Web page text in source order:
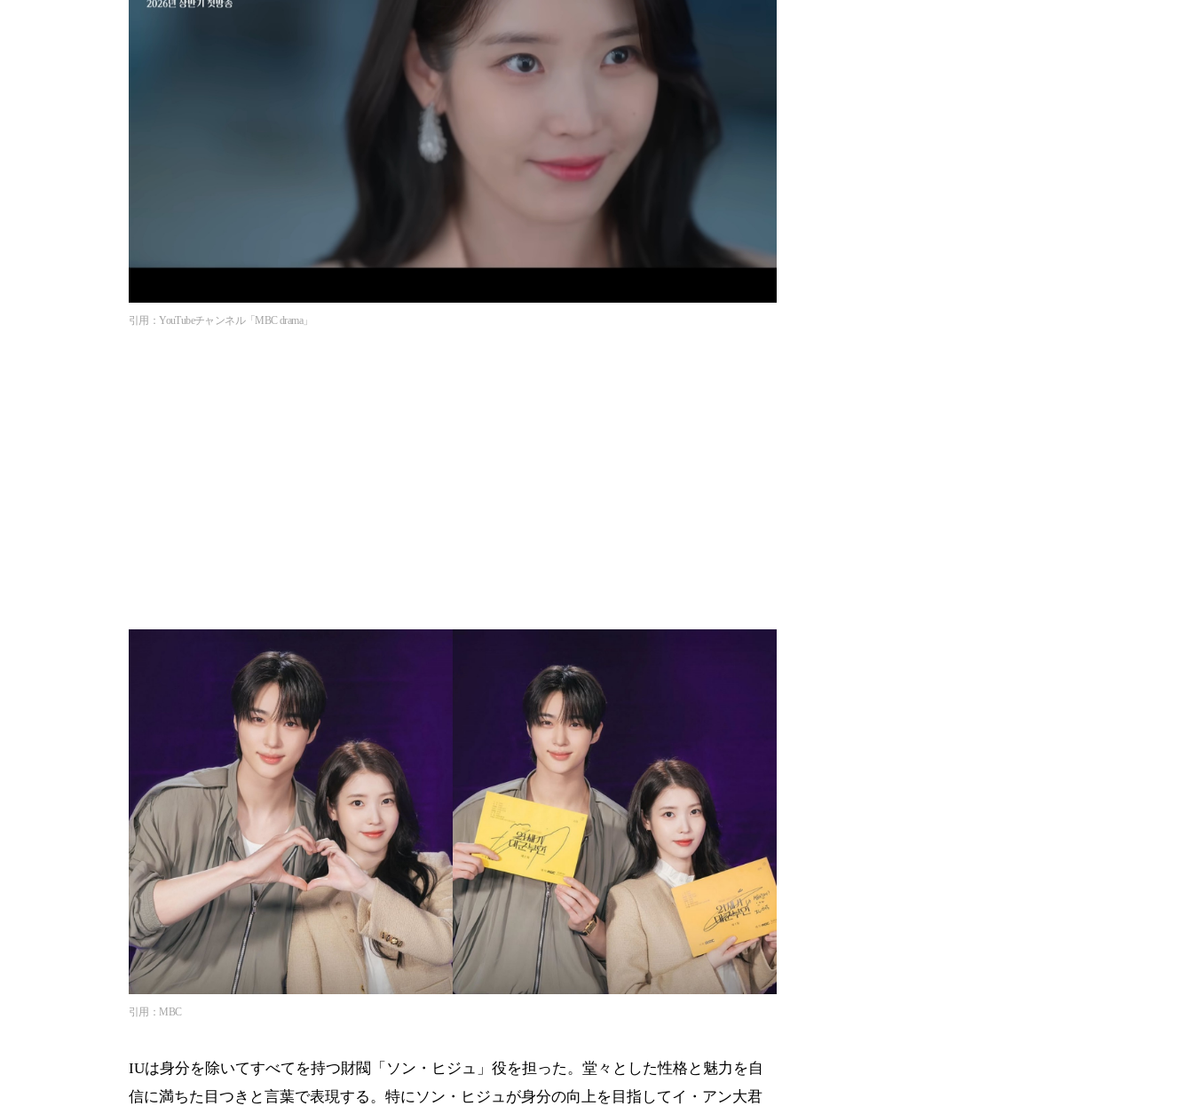
引用：YouTubeチャンネル「MBC drama」
引用：MBC
IUは身分を除いてすべてを持つ財閥「ソン・ヒジュ」役を担った。堂々とした性格と魅力を自
信に満ちた目つきと言葉で表現する。特にソン・ヒジュが身分の向上を目指してイ・アン大君